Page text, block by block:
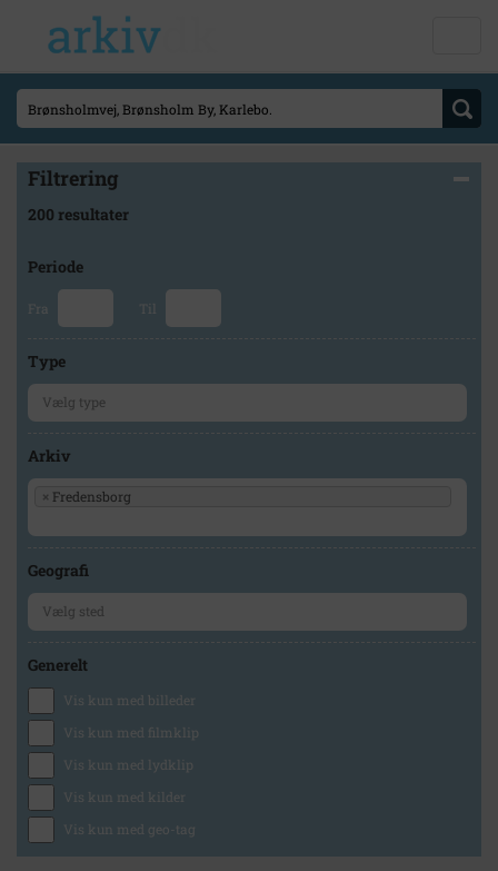
Filtrering
200 resultater
Periode
Fra Til
Type
Arkiv
× Fredensborg
Geografi
Generelt
Vis kun med billeder
Vis kun med filmklip
Vis kun med lydklip
Vis kun med kilder
Vis kun med geo-tag